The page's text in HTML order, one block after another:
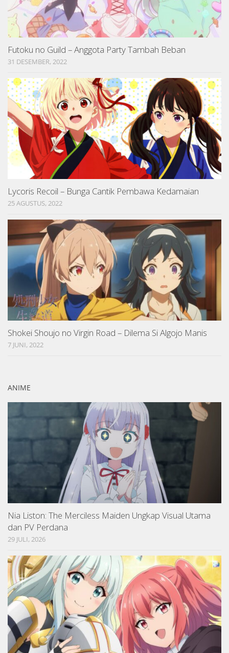
Futoku no Guild – Anggota Party Tambah Beban
31 DESEMBER, 2022
Lycoris Recoil – Bunga Cantik Pembawa Kedamaian
25 AGUSTUS, 2022
Shokei Shoujo no Virgin Road – Dilema Si Algojo Manis
7 JUNI, 2022
ANIME
Nia Liston: The Merciless Maiden Ungkap Visual Utama
dan PV Perdana
29 JULI, 2026